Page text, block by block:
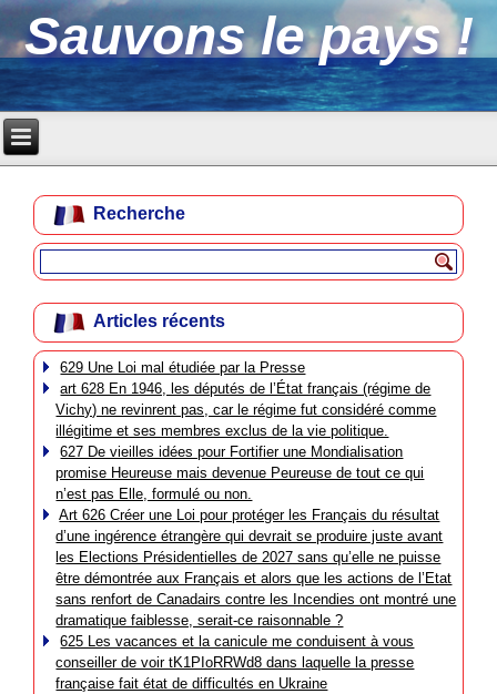
Sauvons le pays !
Recherche
Articles récents
629 Une Loi mal étudiée par la Presse
art 628 En 1946, les députés de l’État français (régime de
Vichy) ne revinrent pas, car le régime fut considéré comme
illégitime et ses membres exclus de la vie politique.
627 De vieilles idées pour Fortifier une Mondialisation
promise Heureuse mais devenue Peureuse de tout ce qui
n’est pas Elle, formulé ou non.
Art 626 Créer une Loi pour protéger les Français du résultat
d’une ingérence étrangère qui devrait se produire juste avant
les Elections Présidentielles de 2027 sans qu’elle ne puisse
être démontrée aux Français et alors que les actions de l’Etat
sans renfort de Canadairs contre les Incendies ont montré une
dramatique faiblesse, serait-ce raisonnable ?
625 Les vacances et la canicule me conduisent à vous
conseiller de voir tK1PIoRRWd8 dans laquelle la presse
française fait état de difficultés en Ukraine